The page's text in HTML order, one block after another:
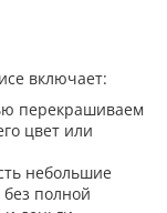
включает:
перекрашиваем
цвет или
небольшие
полной